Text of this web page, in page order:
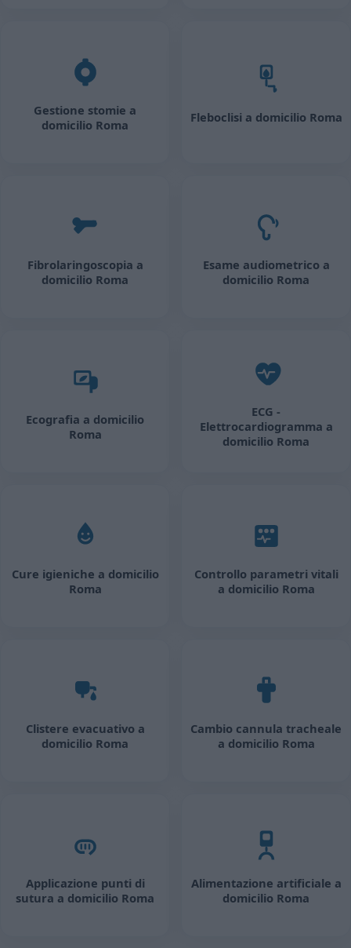
Gestione stomie a
domicilio Roma
Fleboclisi a domicilio Roma
Fibrolaringoscopia a
domicilio Roma
Esame audiometrico a
domicilio Roma
Ecografia a domicilio
Roma
ECG -
Elettrocardiogramma a
domicilio Roma
Cure igieniche a domicilio
Roma
Controllo parametri vitali
a domicilio Roma
Clistere evacuativo a
domicilio Roma
Cambio cannula tracheale
a domicilio Roma
Applicazione punti di
sutura a domicilio Roma
Alimentazione artificiale a
domicilio Roma